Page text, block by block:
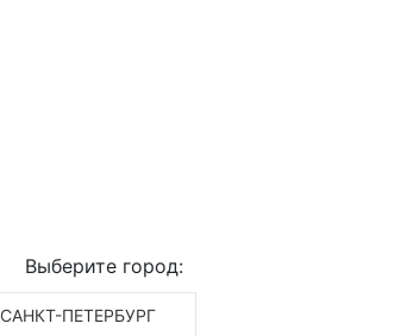
Выберите город:
САНКТ-ПЕТЕРБУРГ